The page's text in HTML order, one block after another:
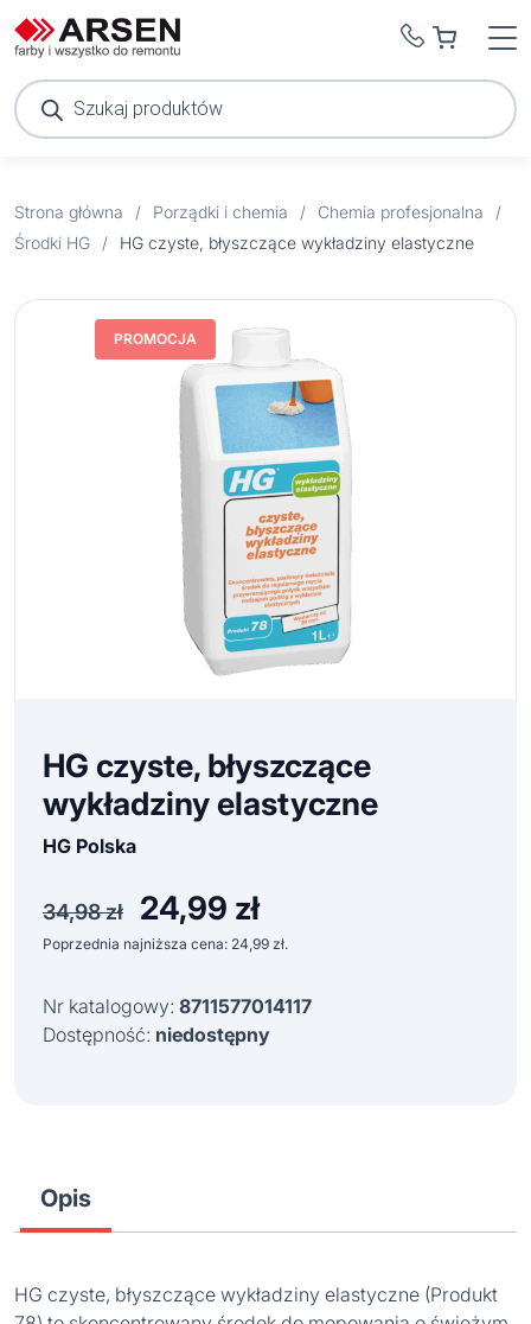
Wyszukiwarka
produktów
Strona główna / Porządki i chemia / Chemia profesjonalna
/
Środki HG
/ HG czyste, błyszczące wykładziny elastyczne
PROMOCJA
HG czyste, błyszczące
wykładziny elastyczne
HG Polska
34,98zł
Pierwotna
cena
wynosiła:
24,99 złAktualna
Poprzednia najniższa cena: 24,99 zł.
Nr katalogowy: 8711577014117
Dostępność: niedostępny
Opis
HG czyste, błyszczące wykładziny elastyczne (Produkt